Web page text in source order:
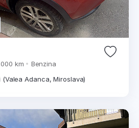
km
Benzina
(Valea Adanca, Miroslava)